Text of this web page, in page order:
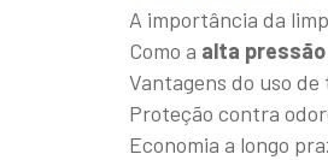
A importância da
Como a alta pressão
Vantagens do uso
Proteção contra
Economia a longo